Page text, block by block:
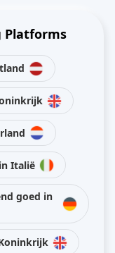
Platforms
Italië
goed in